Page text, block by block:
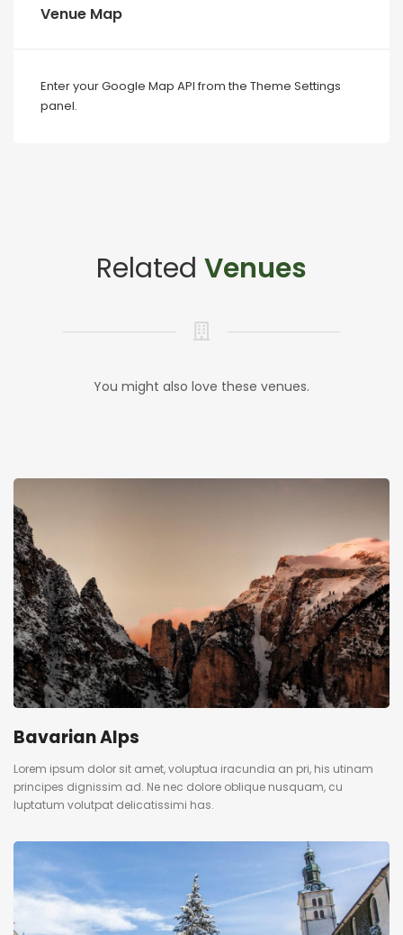
Venue Map
Enter your Google Map API from the Theme Settings
panel.
Related Venues
You might also love these venues.
Bavarian Alps
Lorem ipsum dolor sit amet, voluptua iracundia an pri, his utinam
principes dignissim ad. Ne nec dolore oblique nusquam, cu
luptatum volutpat delicatissimi has.